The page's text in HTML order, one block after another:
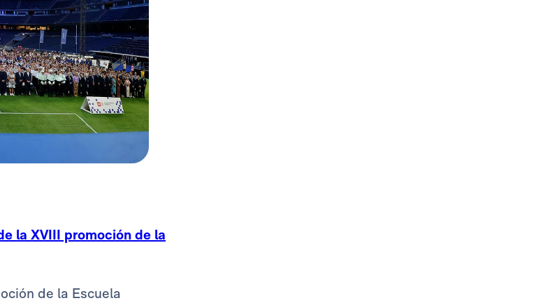
la XVIII promoción de la
de la Escuela